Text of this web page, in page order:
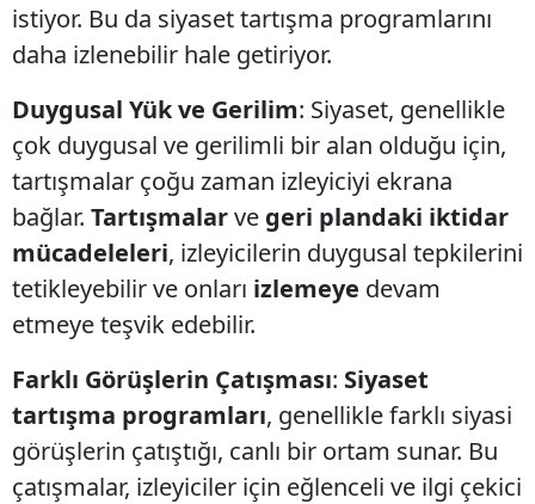
istiyor. Bu da siyaset tartışma programlarını
daha izlenebilir hale getiriyor.
Duygusal Yük ve Gerilim: Siyaset, genellikle
çok duygusal ve gerilimli bir alan olduğu için,
tartışmalar çoğu zaman izleyiciyi ekrana
bağlar. Tartışmalarve geri plandaki iktidar
mücadeleleri, izleyicilerin duygusal tepkilerini
tetikleyebilir ve onları izlemeye devam
etmeye teşvik edebilir.
Farklı Görüşlerin Çatışması: Siyaset
tartışma programları, genellikle farklı siyasi
görüşlerin çatıştığı, canlı bir ortam sunar. Bu
çatışmalar, izleyiciler için eğlenceli ve ilgi çekici